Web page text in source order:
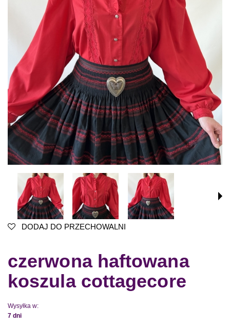
DODAJ DO PRZECHOWALNI
czerwona haftowana
koszula cottagecore
Wysyłka w:
7 dni